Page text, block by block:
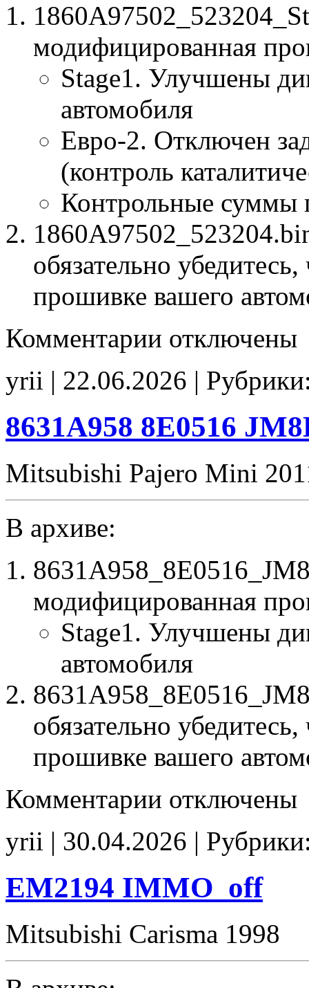
модифицированная
Stage1. Улучшены
автомобиля
Евро-2. Отключен
(контроль
Контрольные суммы
обязательно
прошивке вашего
Комментарии записи
Stage1
E2
отключены
yrii | 22.06.2026 |
8631A958 8E0516
Mitsubishi Pajero Mini
В архиве:
модифицированная
Stage1. Улучшены
автомобиля
обязательно
прошивке вашего
Комментарии записи
JM8E05
Stage1
отключены
yrii | 30.04.2026 |
EM2194 IMMO_off
Mitsubishi Carisma 1998